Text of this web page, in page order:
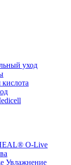
уход
O-Live
Увлажнение